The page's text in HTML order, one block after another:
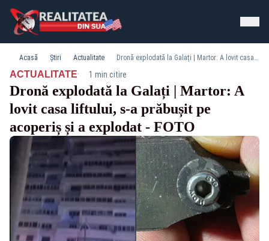
Acasă Știri Actualitate Dronă explodată la Galați | Martor: A lovit casa liftului, s-a prăbușit pe acoperiș și a explodat - FOTO
ACTUALITATE· 1 min citire
Dronă explodată la Galați | Martor: A
lovit casa liftului, s-a prăbușit pe
acoperiș și a explodat - FOTO